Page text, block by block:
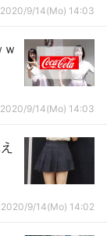
2020/9/14(Mo) 14:03
2020/9/14(Mo) 14:03
2020/9/14(Mo) 14:02